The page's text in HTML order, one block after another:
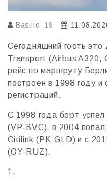
Basilio_19
Сегодняшний гость это
Transport (Airbus A320,
рейс по маршруту
построен в 1998 году и
регистраций.
С 1998 года борт
(VP-BVC), в 2004
Citilink (PK-GLD) и с
(OY-RUZ).
1.